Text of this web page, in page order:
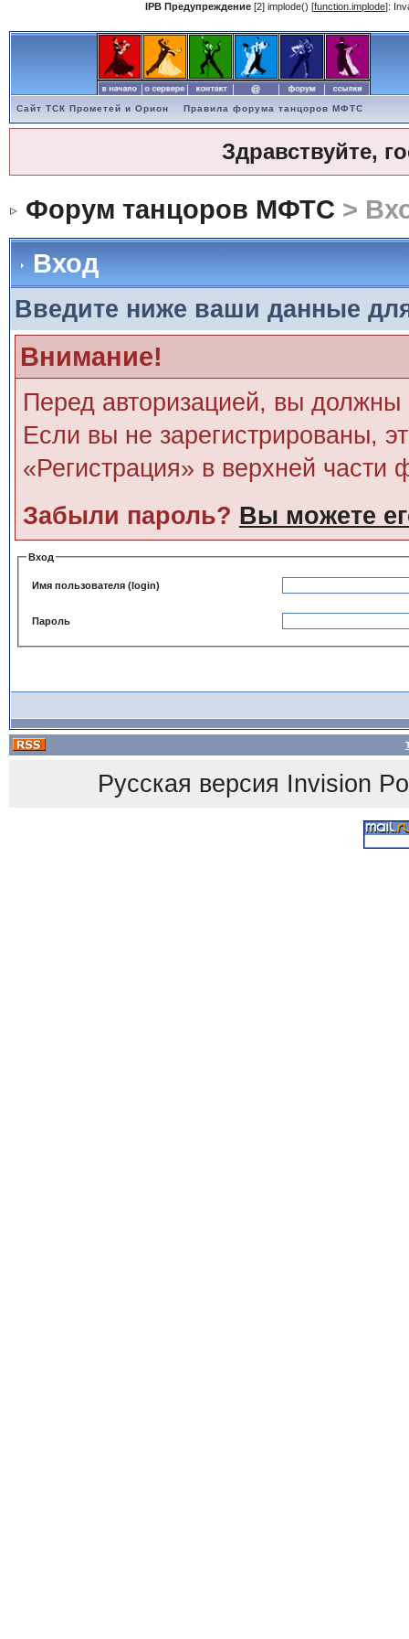
IPB Предупреждение [2] implode() [function.implode]:
Сайт ТСК Прометей и Орион Правила форума танцоров МФТС
Здравствуйте,
Форум танцоров МФТС >
Вход
Введите ниже ваши данные
Внимание!
Перед авторизацией, вы должны
Если вы не зарегистрированы,
«Регистрация» в верхней части
Забыли пароль? Вы можете
Вход
Имя пользователя (login)
Пароль
Русская версия Invision